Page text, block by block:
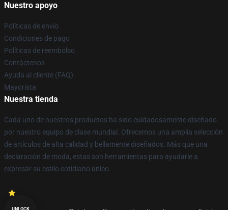
Nuestro apoyo
Políticas de envío
Condiciones de pago
Políticas de reembolso
Contáctenos
Ayuda al cliente (FAQ)
Mayorista
Nuestra tienda
Cada uno de nuestros productos ha sido cuidadosamente diseñado
por nuestro equipo de clase mundial. Ofrecemos una amplia selección
de artículos de alta calidad y bellamente diseñados. Más que una
declaración de moda, estas son herramientas para ayudarle a
expresar su estilo cotidiano único.
UNLOCK